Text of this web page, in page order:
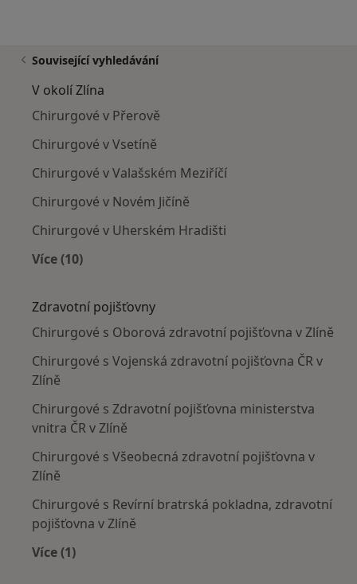
Související vyhledávání
V okolí Zlína
Chirurgové v Přerově
Chirurgové v Vsetíně
Chirurgové v Valašském Meziříčí
Chirurgové v Novém Jičíně
Chirurgové v Uherském Hradišti
Více (10)
Zdravotní pojišťovny
Chirurgové s Oborová zdravotní pojišťovna v Zlíně
Chirurgové s Vojenská zdravotní pojišťovna ČR v
Zlíně
Chirurgové s Zdravotní pojišťovna ministerstva
vnitra ČR v Zlíně
Chirurgové s Všeobecná zdravotní pojišťovna v
Zlíně
Chirurgové s Revírní bratrská pokladna, zdravotní
pojišťovna v Zlíně
Více (1)